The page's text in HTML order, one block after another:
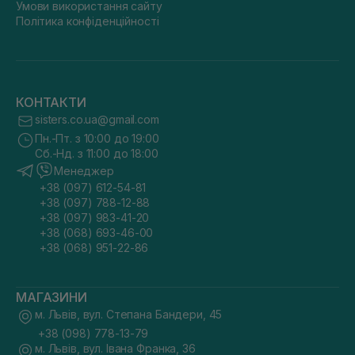
заспокійливими компонентами. У холодний сезон або за
підвищеної сухості доцільно використовувати більш
Інструкція, як користуватися лосьйоном для тіла,
доволі проста:
наносьте засіб на чисту, трохи вологу шкіру;
розподіляйте його м’якими масажними рухами
знизу вгору;
приділяйте особливу увагу сухим зонам — ліктям,
колінам, гомілкам;
дайте засобу повністю вбратися перед одяганням.
За умови правильного застосування доглядовий засіб
Чому варто замовити лосьйони для тіла у нас?
Шукаєте лосьйон для тіла, ціна на який вас приємно здивує?
Спеціалізований онлайн-магазин косметики SISTERS
Умови використання сайту
Політика конфіденційності
КОНТАКТИ
sisters.co.ua@gmail.com
Пн.-Пт. з 10:00 до 19:00
Сб.-Нд. з 11:00 до 18:00
Менеджер
+38 (097) 612-54-81
+38 (097) 788-12-88
+38 (097) 983-41-20
+38 (068) 693-46-00
+38 (068) 951-22-86
МАГАЗИНИ
м. Львів, вул. Степана Бандери, 45
+38 (098) 778-13-79
м. Львів, вул. Івана Франка, 36